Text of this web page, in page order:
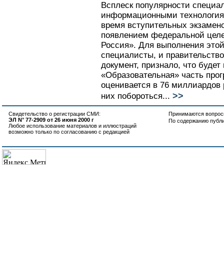
Всплеск популярности
информационными
время вступительных
появлением федеральной
Россия». Для выполнения
специалисты, и
документ, признало, что будет
«Образовательная» часть
оценивается в 76
них побороться... >>
Свидетельство о регистрации СМИ:
ЭЛ N° 77-2909 от 26 июня 2000 г
Любое использование материалов и иллюстраций
возможно только по согласованию с редакцией
Принимаются
По содержанию